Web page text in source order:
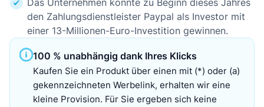
Das Unternehmen konnte zu Beginn dieses Jahres
den Zahlungsdienstleister Paypal als Investor mit
einer 13-Millionen-Euro-Investition gewinnen.
100 % unabhängig dank Ihres Klicks
Kaufen Sie ein Produkt über einen mit (*) oder (a)
gekennzeichneten Werbelink, erhalten wir eine
kleine Provision. Für Sie ergeben sich keine